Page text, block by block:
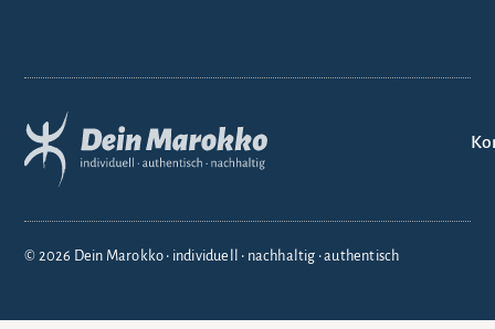
© 2026 Dein Marokko • individuell • nachhaltig • authentisch